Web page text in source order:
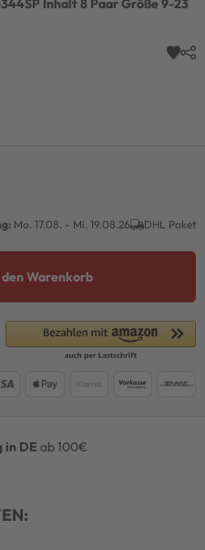
Inhalt 8 Paar Größe 9-23
Mo. 17.08. - Mi. 19.08.26 DHL Paket
den Warenkorb
in DE ab 100€